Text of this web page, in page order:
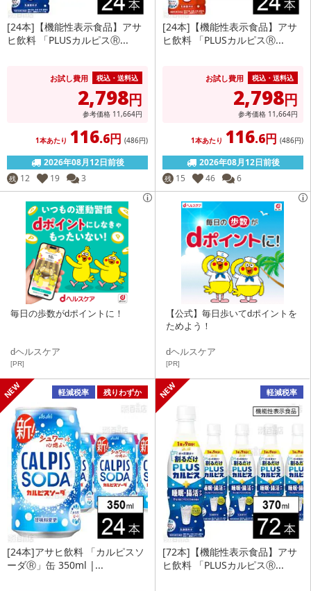
[24本]【機能性表示食品】アサ
ヒ飲料 「PLUSカルピスⓇ...
お試し費用 税込・送料込
2,798円
参考価格 11,664円
1本あたり 116.6円 (486円)
2026年08月12日前後
残 12 19 3
[24本]【機能性表示食品】アサ
ヒ飲料 「PLUSカルピスⓇ...
お試し費用 税込・送料込
2,798円
参考価格 11,664円
1本あたり 116.6円 (486円)
2026年08月12日前後
残 15 46 6
毎日の歩数がdポイントに！
dヘルスケア
[PR]
【公式】毎日歩いてdポイントを
ためよう！
dヘルスケア
[PR]
軽減税率 残りわずか
[24本]アサヒ飲料 「カルピスソ
ーダⓇ」缶 350ml |...
軽減税率
[72本]【機能性表示食品】アサ
ヒ飲料 「PLUSカルピスⓇ...